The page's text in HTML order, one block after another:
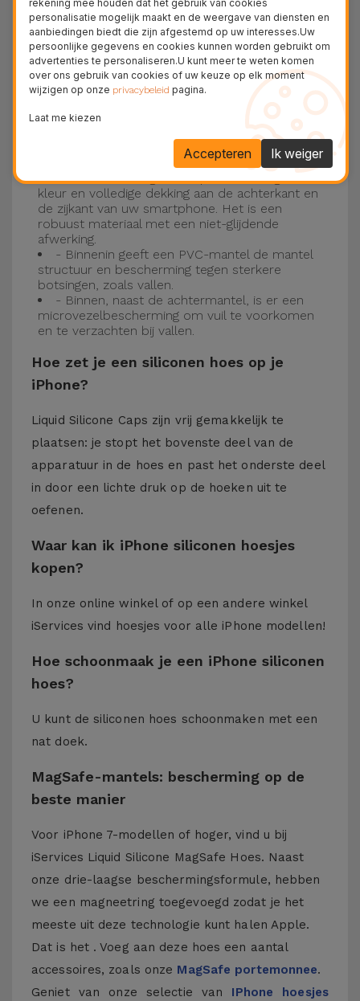
Drie-laagse bescherming met de
siliconen kappen
Onze iPhone siliconen hoesjes hebben een
robuuste, kwalitatieve constructie met een
drielaagse constructie om ongelukken en
- Een eerste laag van Liquid Silicone geeft de
kleur en volledige dekking aan de achterkant en
de zijkant van uw smartphone. Het is een
robuust materiaal met een niet-glijdende
afwerking.
- Binnenin geeft een PVC-mantel de mantel
structuur en bescherming tegen sterkere
botsingen, zoals vallen.
- Binnen, naast de achtermantel, is er een
microvezelbescherming om vuil te voorkomen
en te verzachten bij vallen.
Hoe zet je een siliconen hoes op je
iPhone?
Liquid Silicone Caps zijn vrij gemakkelijk te
plaatsen: je stopt het bovenste deel van de
apparatuur in de hoes en past het onderste deel
in door een lichte druk op de hoeken uit te
oefenen.
Waar kan ik iPhone siliconen hoesjes
kopen?
In onze online winkel of op een andere winkel
iServices vind hoesjes voor alle iPhone modellen!
Hoe schoonmaak je een iPhone siliconen
hoes?
U kunt de siliconen hoes schoonmaken met een
nat doek.
MagSafe-mantels: bescherming op de
beste manier
Voor iPhone 7-modellen of hoger, vind u bij
iServices Liquid Silicone MagSafe Hoes. Naast
onze drie-laagse beschermingsformule, hebben
we een magneetring toegevoegd zodat je het
meeste uit deze technologie kunt halen Apple.
Dat is het . Voeg aan deze hoes een aantal
accessoires, zoals onze MagSafe portemonnee.
Geniet van onze selectie van IPhone hoesjes
rekening mee houden dat het gebruik van cookies
personalisatie mogelijk maakt en de weergave van diensten en
aanbiedingen biedt die zijn afgestemd op uw interesses.Uw
persoonlijke gegevens en cookies kunnen worden gebruikt om
advertenties te personaliseren.U kunt meer te weten komen
over ons gebruik van cookies of uw keuze op elk moment
wijzigen op onze privacybeleid pagina.
Laat me kiezen
Ik weiger
Accepteren